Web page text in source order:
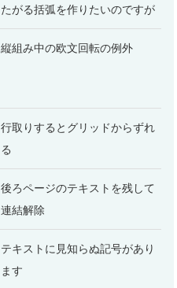
たがる括弧を作りたいのですが
縦組み中の欧文回転の例外
行取りするとグリッドからずれ
る
後ろページのテキストを残して
連結解除
テキストに見知らぬ記号があり
ます